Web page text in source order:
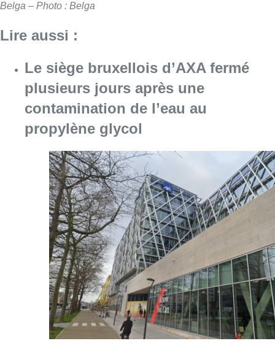
Belga – Photo : Belga
Lire aussi :
Le siège bruxellois d’AXA fermé
plusieurs jours après une
contamination de l’eau au
propylène glycol